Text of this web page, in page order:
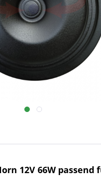
12V 66W passend